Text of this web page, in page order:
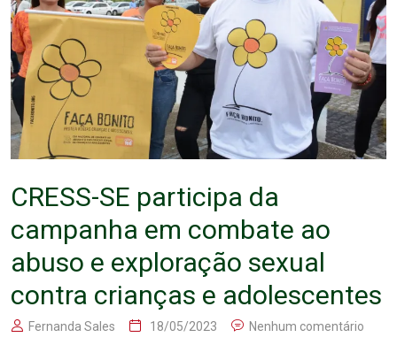
CRESS-SE participa da
campanha em combate ao
abuso e exploração sexual
contra crianças e adolescentes
Fernanda Sales 18/05/2023 Nenhum comentário